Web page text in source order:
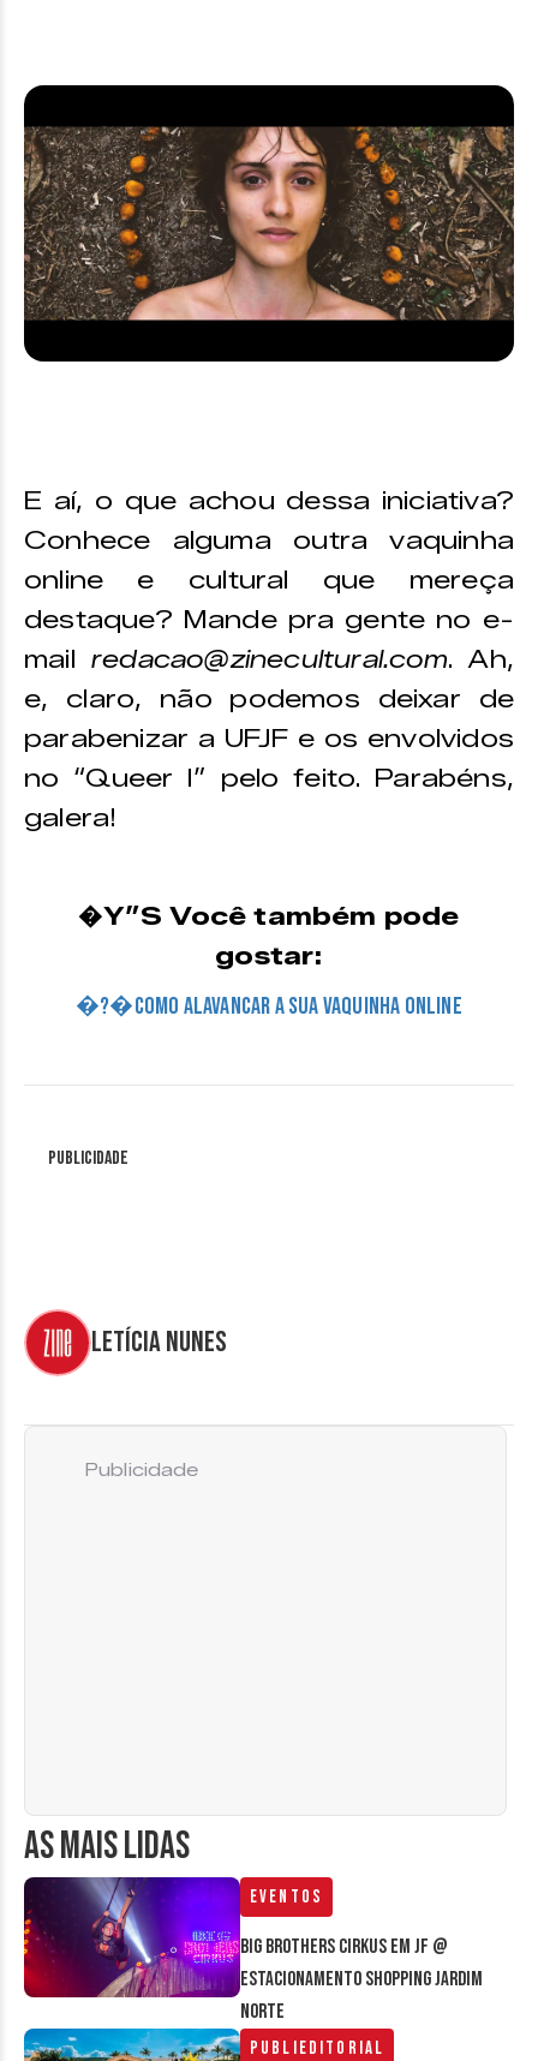
E aí, o que achou dessa iniciativa?
Conhece alguma outra vaquinha
online e cultural que mereça
destaque? Mande pra gente no e-
mailredacao@zinecultural.com. Ah,
e, claro, não podemos deixar de
parabenizar a UFJF e os envolvidos
no “Queer I” pelo feito. Parabéns,
galera!
�Y”S Você também pode
gostar:
�?�Como alavancar a sua vaquinha online
Publicidade
Letícia Nunes
AS MAIS LIDAS
Eventos
Big Brothers Cirkus em JF @
estacionamento Shopping Jardim
Norte
Publieditorial
Publicidade